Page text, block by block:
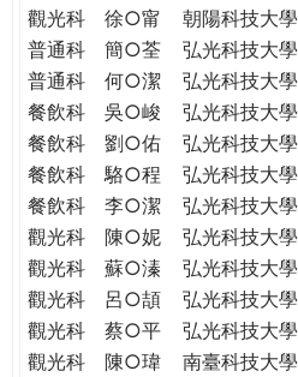
觀光科
徐○甯 朝陽科技大學
普通科
簡○荃 弘光科技大學
普通科
何○潔 弘光科技大學
餐飲科
吳○峻 弘光科技大學
餐飲科
劉○佑 弘光科技大學
餐飲科
駱○程 弘光科技大學
餐飲科
李○潔 弘光科技大學
觀光科
陳○妮 弘光科技大學
觀光科
蘇○溱 弘光科技大學
觀光科
呂○頡 弘光科技大學
觀光科
蔡○平 弘光科技大學
觀光科
陳○瑋 南臺科技大學